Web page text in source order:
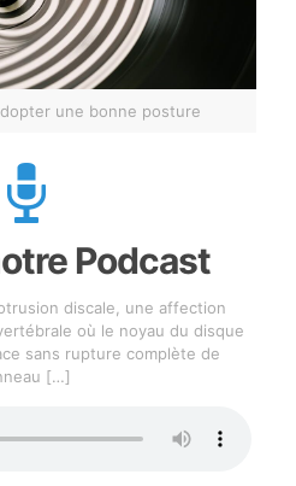
une bonne posture
Podcast
discale, une affection
où le noyau du disque
sans rupture complète de
[…]